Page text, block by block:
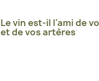
Le vin est-il l'ami de
et de vos artères